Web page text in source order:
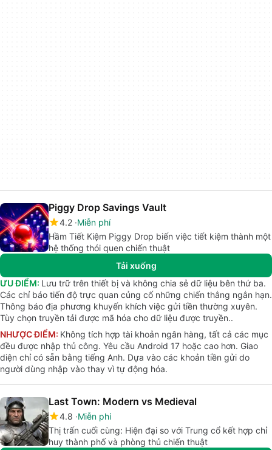
Piggy Drop Savings Vault
4.2 Miễn phí
Hầm Tiết Kiệm Piggy Drop biến việc tiết kiệm thành một
hệ thống thói quen chiến thuật
Tải xuống
ƯU ĐIỂM: Lưu trữ trên thiết bị và không chia sẻ dữ liệu bên thứ ba.
Các chỉ báo tiến độ trực quan củng cố những chiến thắng ngắn hạn.
Thông báo địa phương khuyến khích việc gửi tiền thường xuyên.
Tùy chọn truyền tải được mã hóa cho dữ liệu được truyền..
NHƯỢC ĐIỂM: Không tích hợp tài khoản ngân hàng, tất cả các mục
đều được nhập thủ công. Yêu cầu Android 17 hoặc cao hơn. Giao
diện chỉ có sẵn bằng tiếng Anh. Dựa vào các khoản tiền gửi do
người dùng nhập vào thay vì tự động hóa.
Last Town: Modern vs Medieval
4.8 Miễn phí
Thị trấn cuối cùng: Hiện đại so với Trung cổ kết hợp chỉ
huy thành phố và phòng thủ chiến thuật